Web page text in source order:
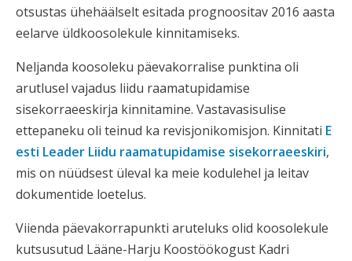
otsustas ühehäälselt esitada prognoositav 2016 aasta
eelarve üldkoosolekule kinnitamiseks.
Neljanda koosoleku päevakorralise punktina oli
arutlusel vajadus liidu raamatupidamise
sisekorraeeskirja kinnitamine. Vastavasisulise
ettepaneku oli teinud ka revisjonikomisjon. Kinnitati E
esti Leader Liidu raamatupidamise sisekorraeeskiri,
mis on nüüdsest üleval ka meie kodulehel ja leitav
dokumentide loetelus.
Viienda päevakorrapunkti aruteluks olid koosolekule
kutsusutud Lääne-Harju Koostöökogust Kadri